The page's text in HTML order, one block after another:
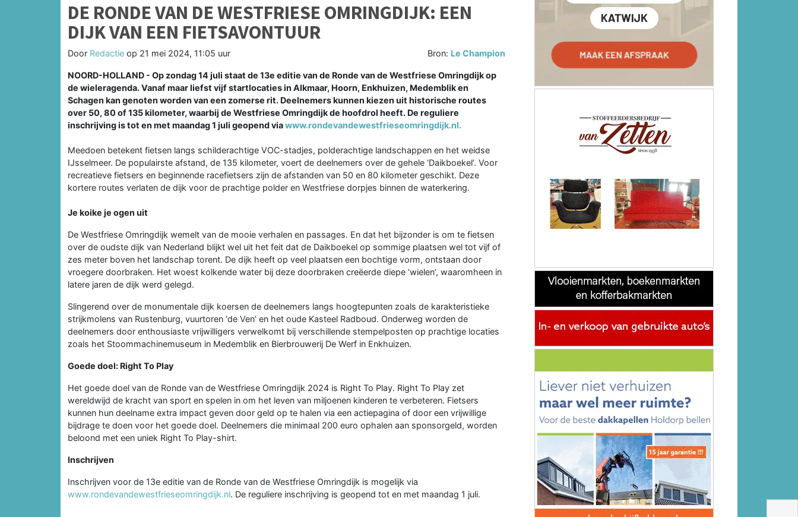
DE RONDE VAN DE WESTFRIESE OMRINGDIJK: EEN
DIJK VAN EEN FIETSAVONTUUR
Door Redactie op 21 mei 2024, 11:05 uur Bron: Le Champion
NOORD-HOLLAND - Op zondag 14 juli staat de 13e editie van de Ronde van de Westfriese Omringdijk op
de wieleragenda. Vanaf maar liefst vijf startlocaties in Alkmaar, Hoorn, Enkhuizen, Medemblik en
Schagen kan genoten worden van een zomerse rit. Deelnemers kunnen kiezen uit historische routes
over 50, 80 of 135 kilometer, waarbij de Westfriese Omringdijk de hoofdrol heeft. De reguliere
inschrijving is tot en met maandag 1 juli geopend viawww.rondevandewestfrieseomringdijk.nl.
Meedoen betekent fietsen langs schilderachtige VOC-stadjes, polderachtige landschappen en het weidse
IJsselmeer. De populairste afstand, de 135 kilometer, voert de deelnemers over de gehele ‘Daikboekel’. Voor
recreatieve fietsers en beginnende racefietsers zijn de afstanden van 50 en 80 kilometer geschikt. Deze
kortere routes verlaten de dijk voor de prachtige polder en Westfriese dorpjes binnen de waterkering.
Je koike je ogen uit
De Westfriese Omringdijk wemelt van de mooie verhalen en passages. En dat het bijzonder is om te fietsen
over de oudste dijk van Nederland blijkt wel uit het feit dat de Daikboekel op sommige plaatsen wel tot vijf of
zes meter boven het landschap torent. De dijk heeft op veel plaatsen een bochtige vorm, ontstaan door
vroegere doorbraken. Het woest kolkende water bij deze doorbraken creëerde diepe ‘wielen’, waaromheen in
latere jaren de dijk werd gelegd.
Slingerend over de monumentale dijk koersen de deelnemers langs hoogtepunten zoals de karakteristieke
strijkmolens van Rustenburg, vuurtoren ‘de Ven’ en het oude Kasteel Radboud. Onderweg worden de
deelnemers door enthousiaste vrijwilligers verwelkomt bij verschillende stempelposten op prachtige locaties
zoals het Stoommachinemuseum in Medemblik en Bierbrouwerij De Werf in Enkhuizen.
Goede doel: Right To Play
Het goede doel van de Ronde van de Westfriese Omringdijk 2024 is Right To Play. Right To Play zet
wereldwijd de kracht van sport en spelen in om het leven van miljoenen kinderen te verbeteren. Fietsers
kunnen hun deelname extra impact geven door geld op te halen via een actiepagina of door een vrijwillige
bijdrage te doen voor het goede doel. Deelnemers die minimaal 200 euro ophalen aan sponsorgeld, worden
beloond met een uniek Right To Play-shirt.
Inschrijven
Inschrijven voor de 13e editie van de Ronde van de Westfriese Omringdijk is mogelijk via
www.rondevandewestfrieseomringdijk.nl. De reguliere inschrijving is geopend tot en met maandag 1 juli.